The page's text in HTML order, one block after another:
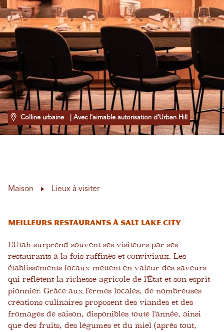
Colline urbaine | Avec l'aimable autorisation d'Urban Hill
Maison Lieux à visiter
Meilleurs restaurants à Salt Lake City
L'Utah surprend souvent ses visiteurs par ses
restaurants à la fois raffinés et conviviaux. Les
établissements locaux mettent en valeur des saveurs
qui reflètent la richesse agricole de l'État et son esprit
pionnier. Grâce aux fermes locales, de nombreuses
créations culinaires proposent des viandes et des
fromages de saison, disponibles toute l'année, ainsi
que des fruits, des légumes et du miel (après tout,